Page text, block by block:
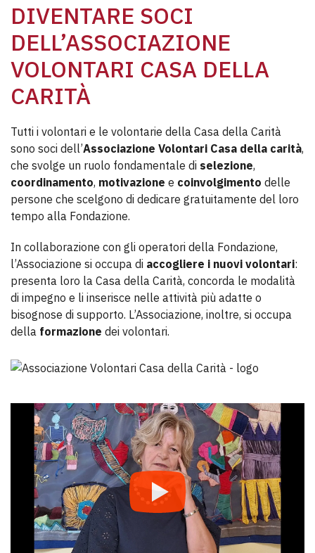
DIVENTARE SOCI
DELL’ASSOCIAZIONE
VOLONTARI CASA DELLA
CARITÀ
Tutti i volontari e le volontarie della Casa della Carità
sono soci dell’Associazione Volontari Casa della carità,
che svolge un ruolo fondamentale di selezione,
coordinamento, motivazione e coinvolgimento delle
persone che scelgono di dedicare gratuitamente del loro
tempo alla Fondazione.
In collaborazione con gli operatori della Fondazione,
l’Associazione si occupa di accogliere i nuovi volontari:
presenta loro la Casa della Carità, concorda le modalità
di impegno e li inserisce nelle attività più adatte o
bisognose di supporto. L’Associazione, inoltre, si occupa
della formazione dei volontari.